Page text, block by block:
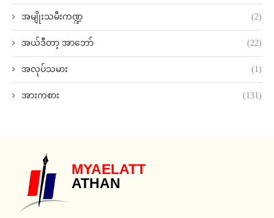
အမျိုးသမီးကဏ္ဍ (2)
အယ်ဒီတာ့ အာဘော် (22)
အလုပ်သမား (1)
အားကစား (131)
MYAELATT
ATHAN